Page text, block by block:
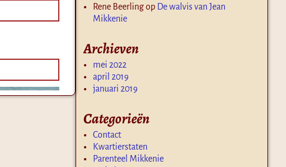
Rene Beerlingop De walvis van Jean
Mikkenie
Archieven
mei 2022
april 2019
januari 2019
Categorieën
Contact
Kwartierstaten
Parenteel Mikkenie